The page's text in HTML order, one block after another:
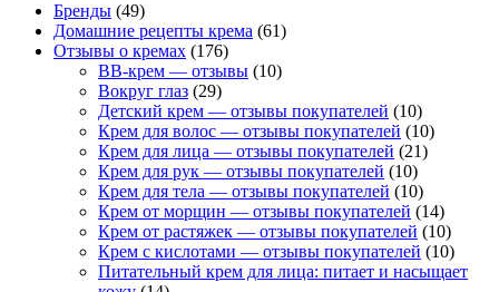
Бренды (49)
Домашние рецепты крема (61)
Отзывы о кремах (176)
BB-крем — отзывы (10)
Вокруг глаз (29)
Детский крем — отзывы покупателей (10)
Крем для волос — отзывы покупателей (10)
Крем для лица — отзывы покупателей (21)
Крем для рук — отзывы покупателей (10)
Крем для тела — отзывы покупателей (10)
Крем от морщин — отзывы покупателей (14)
Крем от растяжек — отзывы покупателей (10)
Крем с кислотами — отзывы покупателей (10)
Питательный крем для лица: питает и насыщает